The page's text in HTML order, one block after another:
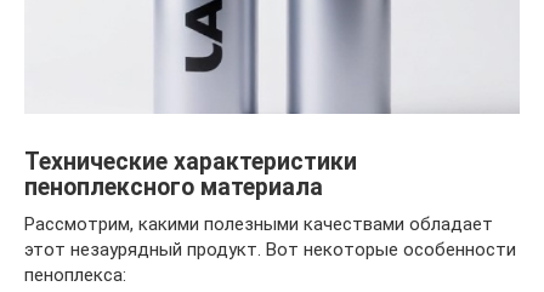
Технические характеристики
пеноплексного материала
Рассмотрим, какими полезными качествами обладает
этот незаурядный продукт. Вот некоторые особенности
пеноплекса: